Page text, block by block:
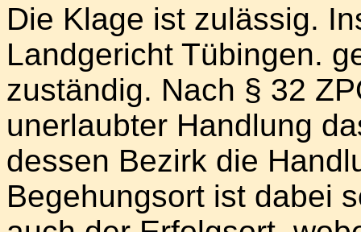
Die Klage ist zulässig.
Landgericht Tübingen.
zuständig. Nach § 32
unerlaubter Handlung
dessen Bezirk die
Begehungsort ist dabei